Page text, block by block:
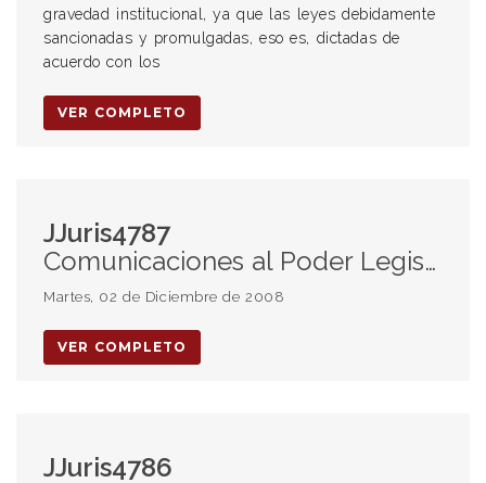
gravedad institucional, ya que las leyes debidamente
sancionadas y promulgadas, eso es, dictadas de
acuerdo con los
VER COMPLETO
JJuris4787
Comunicaciones al Poder Legislativo, al Poder Ejecutivo Nacional y local y a la Cámara de Casación Penal para transmitir a jueces competentes en la materia, a la Defensoría Gral. y a la procuración Gral. - Menores - Convención sobre los Derechos del Niño - Protección especial - Instituciones estatales - Adultos - Relaciones familiares menores y leyes penales - Derechos fundamentales del niño y de los terceros - Medidas estatales apropiadas Reglas de Beijing - Corte Interamericana de Derechos Humanos - Interés superior del niño - Condiciones de vulnerabilidad - Régimen ley 22.278 - Improcedencia de un régimen general sustitutivo creado por vía pretoriana - División de poderes - Necesidad de diseño de políticas públicas art. 75 inc 23 CN - Demora de la adecuación de la legislación - Estándares mínimos - Plazo razonable - Obligación del Poder Legislativo - Concertación de acciones en el sistema federal - Adopción medidas interpretación integral - Obligaciones de los jueces - Voto del juez Petracchi: Menores nuevo paradigma imperativo jurídico tensión con la ley 22.278 - Relaciones entre los poderes del Estado - Actividad del Poder Legislativo y del Poder Ejecutivo).
Martes, 02 de Diciembre de 2008
VER COMPLETO
JJuris4786